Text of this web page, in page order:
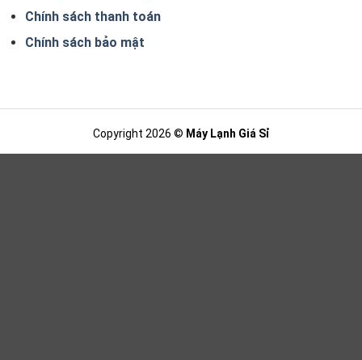
Chính sách thanh toán
Chính sách bảo mật
Copyright 2026 © Máy Lạnh Giá Sỉ